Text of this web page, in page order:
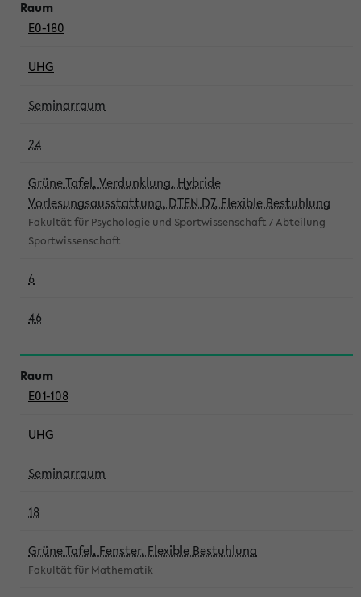
E0-180
UHG
Seminarraum
24
Grüne Tafel, Verdunklung, Hybride
Vorlesungsausstattung, DTEN D7, Flexible Bestuhlung
Fakultät für Psychologie und Sportwissenschaft / Abteilung
Sportwissenschaft
6
46
E01-108
UHG
Seminarraum
18
Grüne Tafel, Fenster, Flexible Bestuhlung
Fakultät für Mathematik